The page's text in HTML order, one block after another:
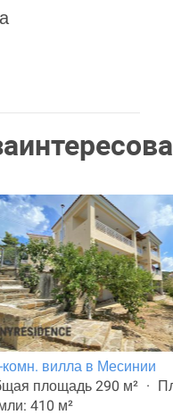
комн. вилла в Месинии
площадь 290 м²
410 м²